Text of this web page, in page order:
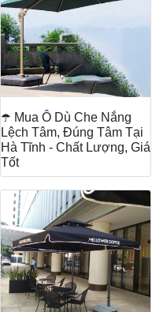
☂️ Mua Ô Dù Che Nắng
Lệch Tâm, Đúng Tâm Tại
Hà Tĩnh - Chất Lượng, Giá
Tốt